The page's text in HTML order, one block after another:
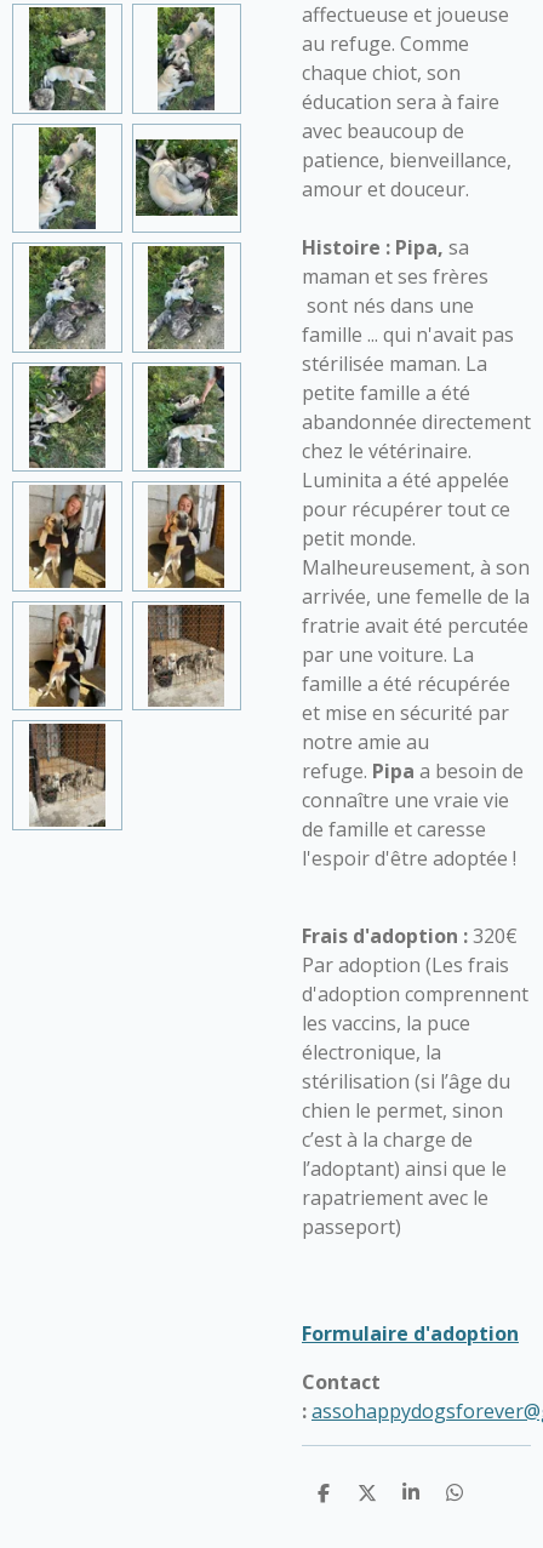
affectueuse et joueuse
au refuge. Comme
chaque chiot, son
éducation sera à faire
avec beaucoup de
patience, bienveillance,
amour et douceur.
Histoire : Pipa, sa
maman et ses frères
sont nés dans une
famille ... qui n'avait pas
stérilisée maman. La
petite famille a été
abandonnée directement
chez le vétérinaire.
Luminita a été appelée
pour récupérer tout ce
petit monde.
Malheureusement, à son
arrivée, une femelle de la
fratrie avait été percutée
par une voiture. La
famille a été récupérée
et mise en sécurité par
notre amie au
refuge. Pipa a besoin de
connaître une vraie vie
de famille et caresse
l'espoir d'être adoptée !
Frais d'adoption :320€
Par adoption (Les frais
d'adoption comprennent
les vaccins, la puce
électronique, la
stérilisation (si l’âge du
chien le permet, sinon
c’est à la charge de
l’adoptant) ainsi que le
rapatriement avec le
passeport)
Formulaire d'adoption
Contact
:
P
P
P
P